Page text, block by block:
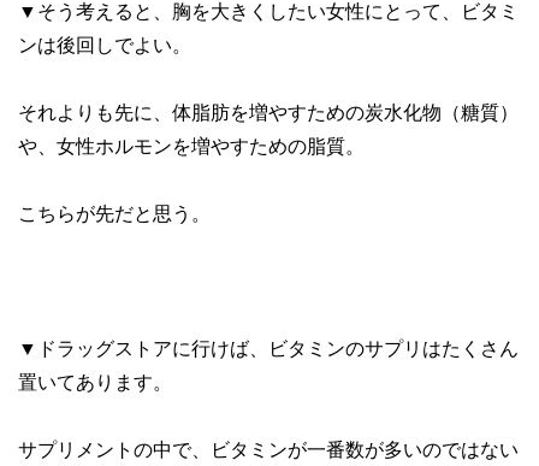
▼そう考えると、胸を大きくしたい女性にとって、ビタミ
ンは後回しでよい。
それよりも先に、体脂肪を増やすための炭水化物（糖質）
や、女性ホルモンを増やすための脂質。
こちらが先だと思う。
▼ドラッグストアに行けば、ビタミンのサプリはたくさん
置いてあります。
サプリメントの中で、ビタミンが一番数が多いのではない